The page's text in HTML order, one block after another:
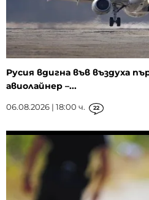
Русия вдигна във въздуха
авиолайнер –...
06.08.2026 | 18:00 ч. 22